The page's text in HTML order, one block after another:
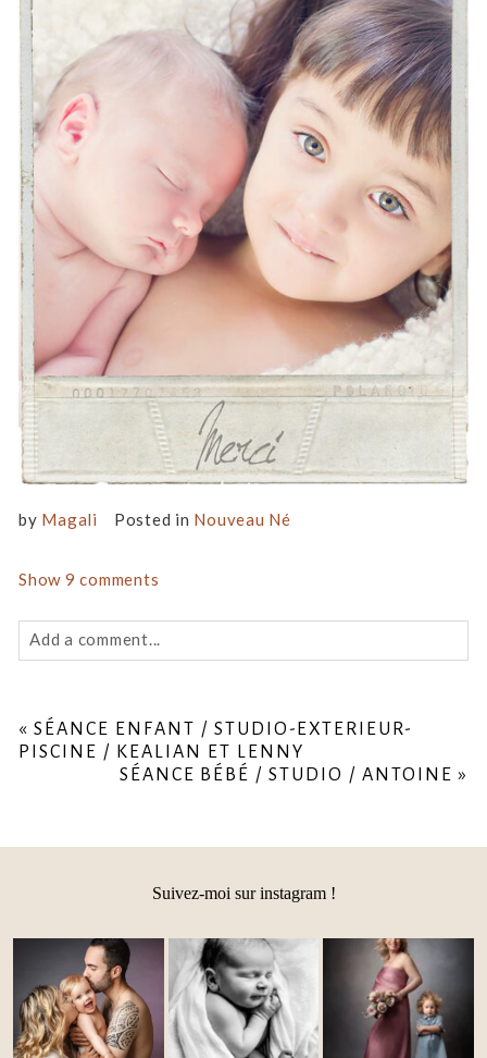
by Magali Posted in Nouveau Né
Show 9 comments
Add a comment...
are marked *
« SÉANCE ENFANT / STUDIO-EXTERIEUR-
PISCINE / KEALIAN ET LENNY
SÉANCE BÉBÉ / STUDIO / ANTOINE »
Suivez-moi sur instagram !